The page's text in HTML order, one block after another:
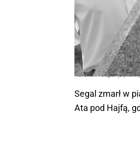
Abraham Segal (z
Segal zmarł w
Ata pod Hajfą,